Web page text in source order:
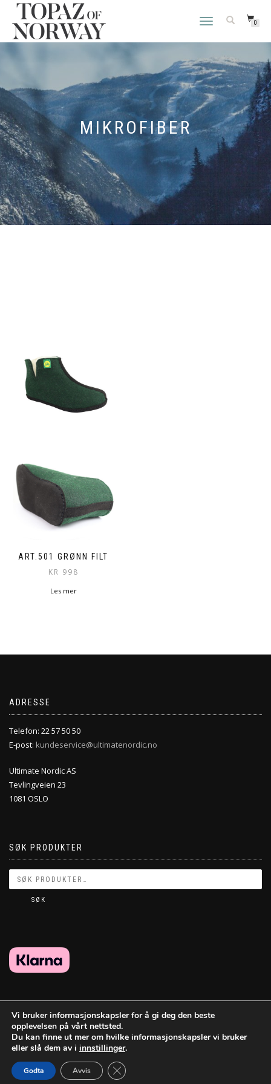
VEKSLE
0
MIKROFIBER
ART.501 GRØNN FILT
KR 998
Les mer
ADRESSE
Telefon: 22 57 50 50
E-post: kundeservice@ultimatenordic.no
Ultimate Nordic AS
Tevlingveien 23
1081 OSLO
SØK PRODUKTER
SØK
Vi bruker informasjonskapsler for å gi deg den beste
opplevelsen på vårt nettsted.
Du kan finne ut mer om hvilke informasjonskapsler vi bruker
eller slå dem av i innstillinger.
Godta Avvis Lukk GDPR Infokapsel-banner